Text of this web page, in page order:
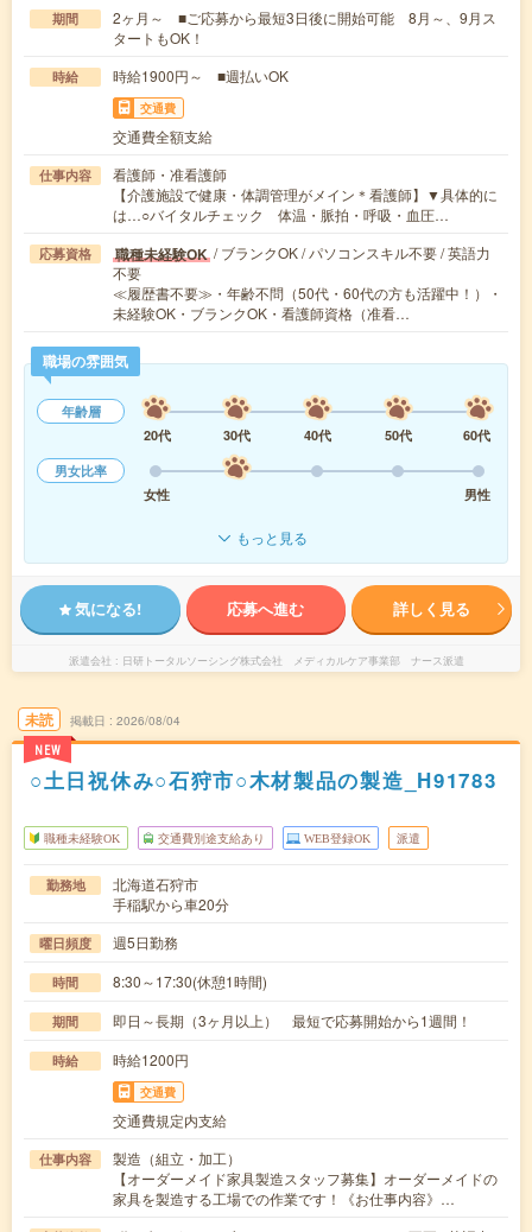
期間
2ヶ月～ ■ご応募から最短3日後に開始可能 8月～、9月ス
タートもOK！
時給 時給1900円～ ■週払いOK
交通費
交通費全額支給
仕事内容
看護師・准看護師
【介護施設で健康・体調管理がメイン＊看護師】▼具体的に
は…○バイタルチェック 体温・脈拍・呼吸・血圧…
応募資格 職種未経験OK / ブランクOK / パソコンスキル不要 / 英語力
不要
≪履歴書不要≫・年齢不問（50代・60代の方も活躍中！）・
未経験OK・ブランクOK・看護師資格（准看…
職場の雰囲気
年齢層
20代
30代 40代 50代
60代
男女比率
女性
男性
もっと見る
気になる! 応募へ進む 詳しく見る
派遣会社 日研トータルソーシング株式会社 メディカルケア事業部 ナース派遣
未読
NEW
掲載日 2026/08/04
○土日祝休み○石狩市○木材製品の製造_H91783
職種未経験OK 交通費別途支給あり WEB登録OK 派遣
勤務地
北海道石狩市
手稲駅から車20分
曜日頻度 週5日勤務
時間 8:30～17:30(休憩1時間)
期間 即日～長期（3ヶ月以上） 最短で応募開始から1週間！
時給 時給1200円
交通費
交通費規定内支給
仕事内容
製造（組立・加工）
【オーダーメイド家具製造スタッフ募集】オーダーメイドの
家具を製造する工場での作業です！《お仕事内容》…